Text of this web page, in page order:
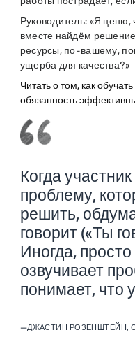
Руководитель: «Я ценю,
вместе найдём
ресурсы, по-вашему,
ущерба для качества?»
Читать о том, как
обязанность
Когда
проблему,
решить,
говорит («Ты
Иногда,
озвучивает
понимает, что
—ДЖАСТИН РОЗЕНШТЕЙН,